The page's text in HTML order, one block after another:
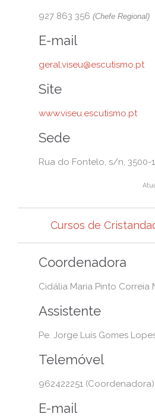
927 863 356‬ (Chefe Regional)
E-mail
geral.viseu@escutismo.pt
Site
www.viseu.escutismo.pt
Sede
Rua do Fontelo, s/n, 3500-
Cursos de
Coordenadora
Cidália Maria Pinto Correia
Assistente
Pe. Jorge Luís Gomes
Telemóvel
962422251 (Coordenadora)
E-mail